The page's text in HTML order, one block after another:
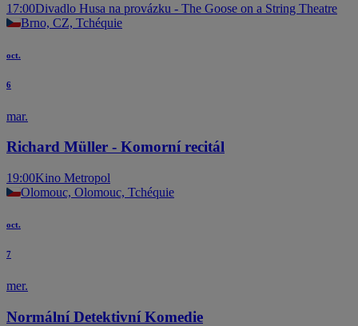
17:00Divadlo Husa na provázku - The Goose on a String Theatre
Brno, CZ, Tchéquie
oct.
6
mar.
Richard Müller - Komorní recitál
19:00Kino Metropol
Olomouc, Olomouc, Tchéquie
oct.
7
mer.
Normální Detektivní Komedie